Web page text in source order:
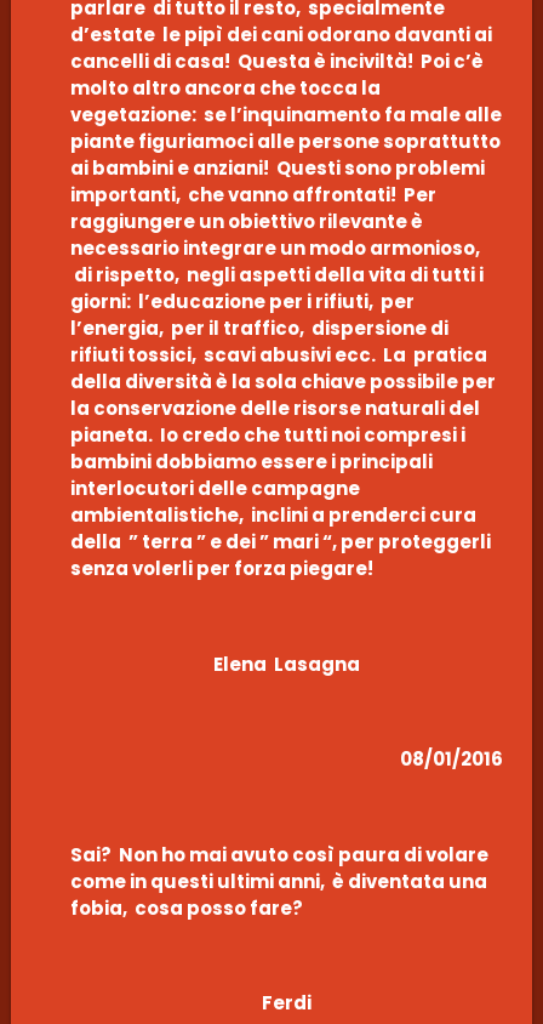
parlare di tutto il resto, specialmente
d’estate le pipì dei cani odorano davanti ai
cancelli di casa! Questa è inciviltà! Poi c’è
molto altro ancora che tocca la
vegetazione: se l’inquinamento fa male alle
piante figuriamoci alle persone soprattutto
ai bambini e anziani! Questi sono problemi
importanti, che vanno affrontati! Per
raggiungere un obiettivo rilevante è
necessario integrare un modo armonioso,
di rispetto, negli aspetti della vita di tutti i
giorni: l’educazione per i rifiuti, per
l’energia, per il traffico, dispersione di
rifiuti tossici, scavi abusivi ecc. La pratica
della diversità è la sola chiave possibile per
la conservazione delle risorse naturali del
pianeta. Io credo che tutti noi compresi i
bambini dobbiamo essere i principali
interlocutori delle campagne
ambientalistiche, inclini a prenderci cura
della ” terra ” e dei ” mari “, per proteggerli
senza volerli per forza piegare!
Elena Lasagna
08/01/2016
Sai? Non ho mai avuto così paura di volare
come in questi ultimi anni, è diventata una
fobia, cosa posso fare?
Ferdi